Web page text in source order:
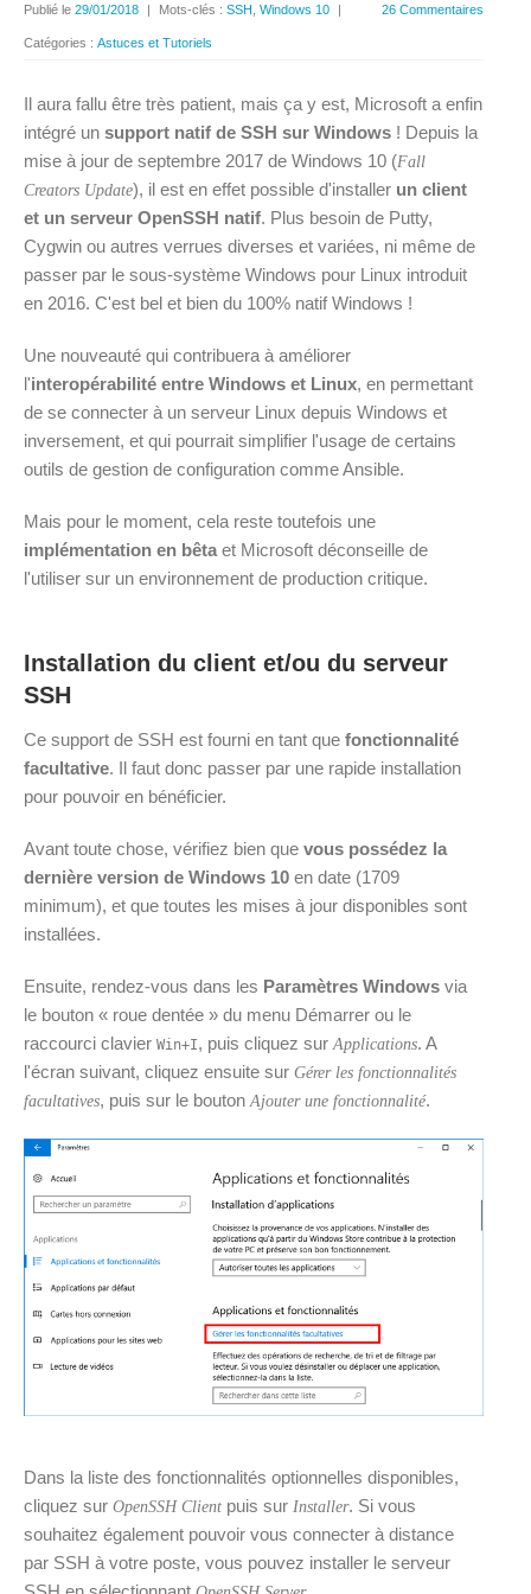
26 Commentaires
Publié le 29/01/2018 | Mots-clés : SSH Windows 10 |
Catégories : Astuces et Tutoriels
Il aura fallu être très patient, mais ça y est, Microsoft a enfin
intégré un support natif de SSH sur Windows ! Depuis la
mise à jour de septembre 2017 de Windows 10 (Fall
Creators Update), il est en effet possible d'installer un client
et un serveur OpenSSH natif. Plus besoin de Putty,
Cygwin ou autres verrues diverses et variées, ni même de
passer par le sous-système Windows pour Linux introduit
en 2016. C'est bel et bien du 100% natif Windows !
Une nouveauté qui contribuera à améliorer
l'interopérabilité entre Windows et Linux, en permettant
de se connecter à un serveur Linux depuis Windows et
inversement, et qui pourrait simplifier l'usage de certains
outils de gestion de configuration comme Ansible.
Mais pour le moment, cela reste toutefois une
implémentation en bêta et Microsoft déconseille de
l'utiliser sur un environnement de production critique.
Installation du client et/ou du serveur
SSH
Ce support de SSH est fourni en tant que fonctionnalité
facultative. Il faut donc passer par une rapide installation
pour pouvoir en bénéficier.
Avant toute chose, vérifiez bien que vous possédez la
dernière version de Windows 10 en date (1709
minimum), et que toutes les mises à jour disponibles sont
installées.
Ensuite, rendez-vous dans les Paramètres Windows via
le bouton « roue dentée » du menu Démarrer ou le
raccourci clavier Win+I, puis cliquez sur Applications. A
l'écran suivant, cliquez ensuite sur Gérer les fonctionnalités
facultatives, puis sur le bouton Ajouter une fonctionnalité.
Dans la liste des fonctionnalités optionnelles disponibles,
cliquez sur OpenSSH Client puis sur Installer. Si vous
souhaitez également pouvoir vous connecter à distance
par SSH à votre poste, vous pouvez installer le serveur